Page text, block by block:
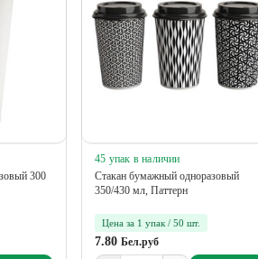
300
45 упак в наличии
Стакан бумажный одноразовый
350/430 мл, Паттерн
Цена за 1 упак / 50 шт.
7.80Бел.руб